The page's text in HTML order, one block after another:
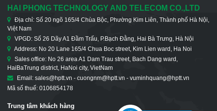
HAI PHONG TECHNOLOGY AND TELECOM CO.,LTD
Địa chỉ: Số 20 ngõ 165/4 Chùa Bộc, Phường Kim Liên, Thành phố Hà Nội,
Việt Nam
VPGD: Số 26 Dãy A1 Đầm Trấu, P.Bạch Đằng, Hai Bà Trưng, Hà Nội
Address: No 20 Lane 165/4 Chua Boc street, Kim Lien ward, Ha Noi
Sales office: No 26 area A1 Dam Trau street, Bach Dang ward,
HaiBaTrung district, HaNoi city, VietNam
Email: sales@hptt.vn - cuongnm@hptt.vn - vuminhquang@hptt.vn
Mã số thuế: 0106854178
Trung tâm khách hàng